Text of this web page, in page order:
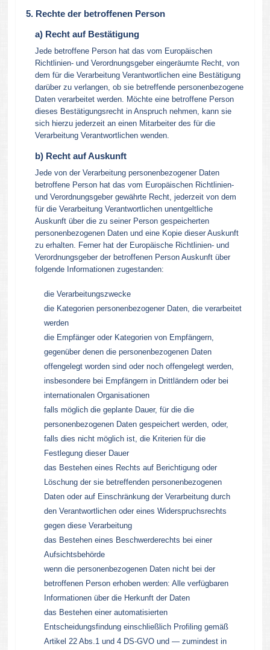
5. Rechte der betroffenen Person
a) Recht auf Bestätigung
Jede betroffene Person hat das vom Europäischen
Richtlinien- und Verordnungsgeber eingeräumte Recht, von
dem für die Verarbeitung Verantwortlichen eine Bestätigung
darüber zu verlangen, ob sie betreffende personenbezogene
Daten verarbeitet werden. Möchte eine betroffene Person
dieses Bestätigungsrecht in Anspruch nehmen, kann sie
sich hierzu jederzeit an einen Mitarbeiter des für die
Verarbeitung Verantwortlichen wenden.
b) Recht auf Auskunft
Jede von der Verarbeitung personenbezogener Daten
betroffene Person hat das vom Europäischen Richtlinien-
und Verordnungsgeber gewährte Recht, jederzeit von dem
für die Verarbeitung Verantwortlichen unentgeltliche
Auskunft über die zu seiner Person gespeicherten
personenbezogenen Daten und eine Kopie dieser Auskunft
zu erhalten. Ferner hat der Europäische Richtlinien- und
Verordnungsgeber der betroffenen Person Auskunft über
folgende Informationen zugestanden:
die Verarbeitungszwecke
die Kategorien personenbezogener Daten, die verarbeitet
werden
die Empfänger oder Kategorien von Empfängern,
gegenüber denen die personenbezogenen Daten
offengelegt worden sind oder noch offengelegt werden,
insbesondere bei Empfängern in Drittländern oder bei
internationalen Organisationen
falls möglich die geplante Dauer, für die die
personenbezogenen Daten gespeichert werden, oder,
falls dies nicht möglich ist, die Kriterien für die
Festlegung dieser Dauer
das Bestehen eines Rechts auf Berichtigung oder
Löschung der sie betreffenden personenbezogenen
Daten oder auf Einschränkung der Verarbeitung durch
den Verantwortlichen oder eines Widerspruchsrechts
gegen diese Verarbeitung
das Bestehen eines Beschwerderechts bei einer
Aufsichtsbehörde
wenn die personenbezogenen Daten nicht bei der
betroffenen Person erhoben werden: Alle verfügbaren
Informationen über die Herkunft der Daten
das Bestehen einer automatisierten
Entscheidungsfindung einschließlich Profiling gemäß
Artikel 22 Abs.1 und 4 DS-GVO und — zumindest in